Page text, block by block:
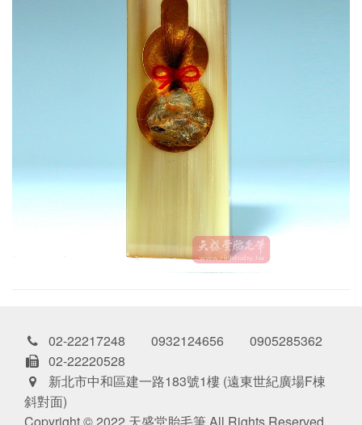
02-22217248 0932124656 0905285362
02-22220528
新北市中和區建一路183號1樓 (遠東世紀廣場F棟
斜對面)
Copyright © 2022 天盛堂胎毛筆 All Rights Reserved.